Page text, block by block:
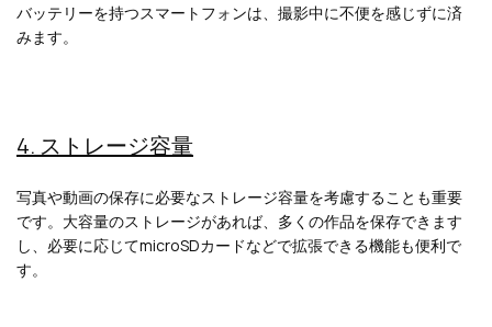
バッテリーを持つスマートフォンは、撮影中に不便を感じずに済
みます。
4. ストレージ容量
写真や動画の保存に必要なストレージ容量を考慮することも重要
です。大容量のストレージがあれば、多くの作品を保存できます
し、必要に応じてmicroSDカードなどで拡張できる機能も便利で
す。